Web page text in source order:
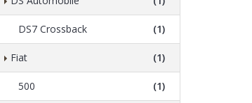
DS7 Crossback (1)
Fiat (1)
500 (1)